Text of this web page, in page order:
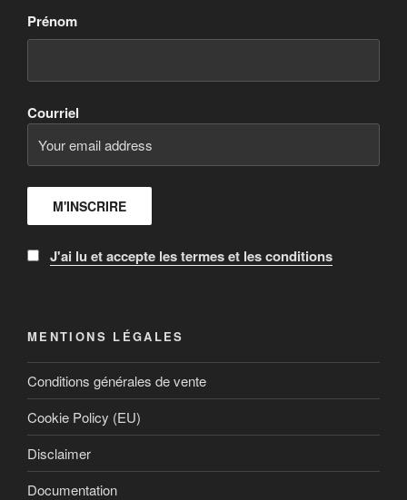
Prénom
Courriel
J'ai lu et accepte les termes et les conditions
MENTIONS LÉGALES
Conditions générales de vente
Cookie Policy (EU)
Disclaimer
Documentation